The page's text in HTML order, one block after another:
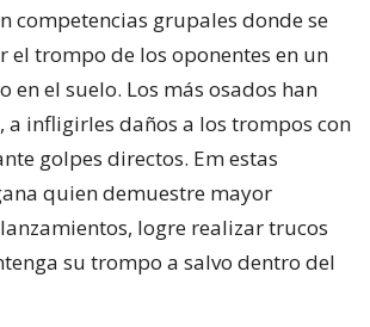
competencias grupales donde se
el trompo de los oponentes en un
el suelo. Los más osados han
a infligirles daños a los trompos con
golpes directos. Em estas
quien demuestre mayor
logre realizar trucos
su trompo a salvo dentro del